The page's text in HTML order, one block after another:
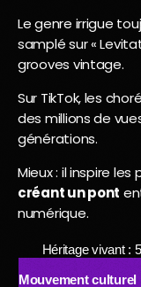
Le genre irrigue
samplé sur «
grooves vintage.
Sur TikTok, les
des millions de
générations.
Mieux : il inspire
créant un pont
numérique.
Héritage vivant :
Mouvement culturel